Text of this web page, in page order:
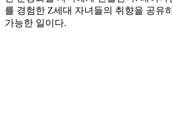
를 경험한 Z세대 자녀들의 취향을 공유
가능한 일이다.